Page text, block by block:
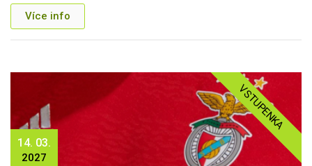
Více info
VSTUPENKA
14. 03.
2027